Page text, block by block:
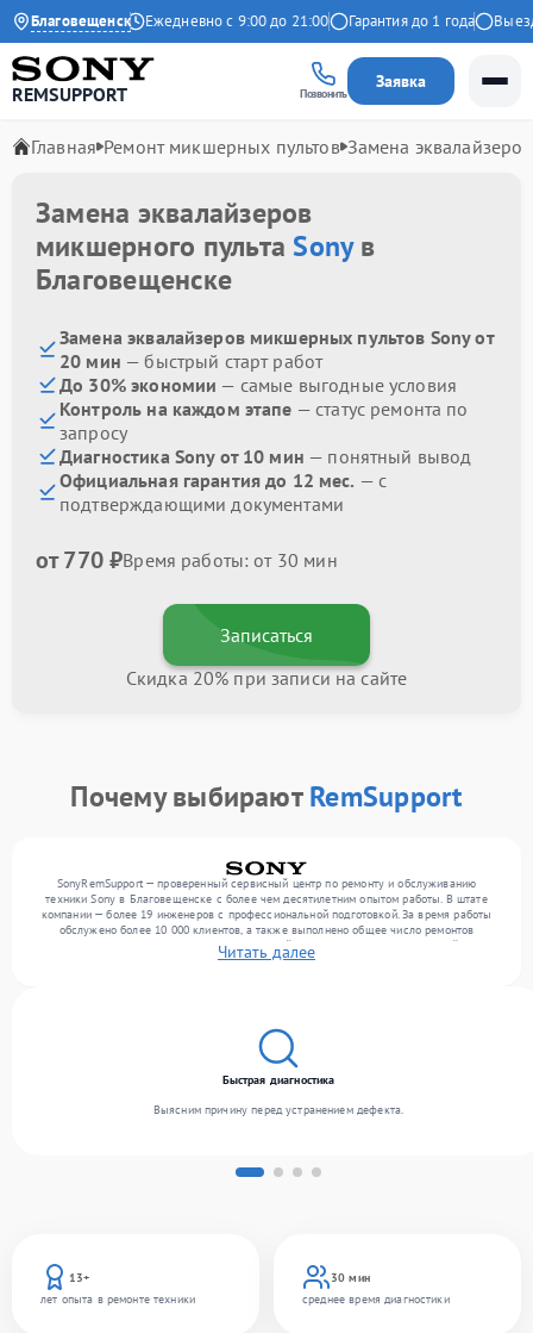
Благовещенск
4.9 на Яндекс Ежедневно с 9:00 до 21:00 Гарантия до 1 года Выезд
REMSUPPORT Позвонить
Заявка
Главная Ремонт микшерных пультов Замена эквалайзеров
Замена эквалайзеров
микшерного пультаSonyв
Благовещенске
Замена эквалайзеров микшерных пультов Sony от
20 мин — быстрый старт работ
До 30% экономии — самые выгодные условия
Контроль на каждом этапе — статус ремонта по
запросу
Диагностика Sony от 10 мин — понятный вывод
Официальная гарантия до 12 мес. — с
подтверждающими документами
от 770 ₽Время работы: от 30 мин
Записаться
Скидка 20% при записи на сайте
Почему выбираютRemSupport
SonyRemSupport — проверенный сервисный центр по ремонту и обслуживанию
техники Sony в Благовещенске с более чем десятилетним опытом работы. В штате
компании — более 19 инженеров с профессиональной подготовкой. За время работы
обслужено более 10 000 клиентов, а также выполнено общее число ремонтов
превысило 12 000. Ежемесячно в сервисный центр поступает от 300 устройств,
включая , , . Мы устраняем поломки любой сложности и обеспечиваем надежный
Читать далее
13+
лет опыта в ремонте техники
30 мин
среднее время диагностики
Быстрая диагностика
Выясним причину перед устранением дефекта.